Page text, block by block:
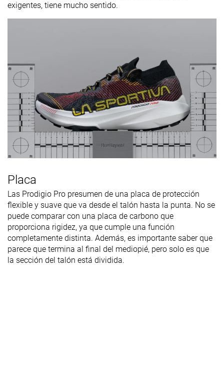
exigentes, tiene mucho sentido.
Placa
Las Prodigio Pro presumen de una placa de protección
flexible y suave que va desde el talón hasta la punta. No se
puede comparar con una placa de carbono que
proporciona rigidez, ya que cumple una función
completamente distinta. Además, es importante saber que
parece que termina al final del mediopié, pero solo es que
la sección del talón está dividida.